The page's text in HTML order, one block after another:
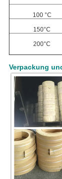
100 °C
150°C
200°C
Verpackung